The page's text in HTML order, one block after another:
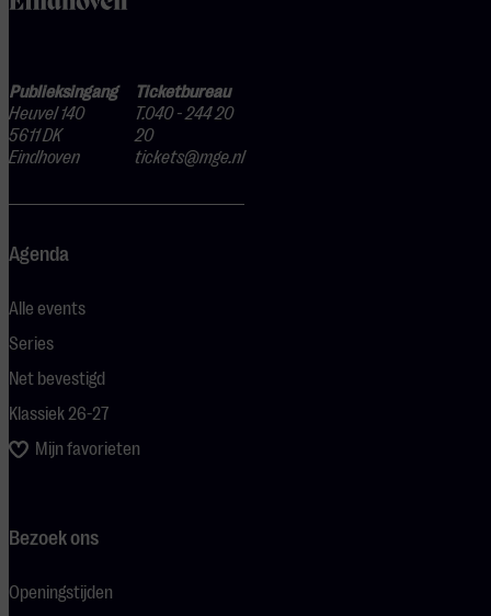
Publieksingang
Heuvel 140
5611 DK
Eindhoven
Ticketbureau
T.040 - 244 20
20
tickets@mge.nl
Agenda
Alle events
Series
Net bevestigd
Klassiek 26-27
Mijn favorieten
Bezoek ons
Openingstijden